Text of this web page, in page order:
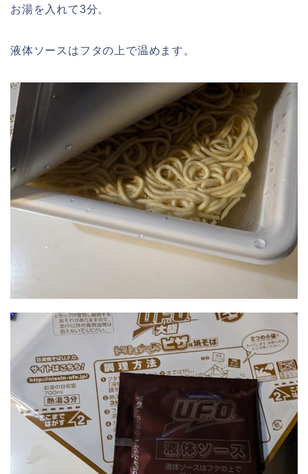
お湯を入れて3分。
液体ソースはフタの上で温めます。